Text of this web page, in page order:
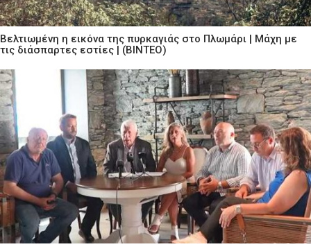
Βελτιωμένη η εικόνα της πυρκαγιάς στο Πλωμάρι | Μάχη με
τις διάσπαρτες εστίες | (ΒΙΝΤΕΟ)